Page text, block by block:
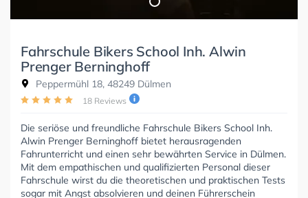
Fahrschule Bikers School Inh. Alwin
Prenger Berninghoff
Peppermühl 18, 48249 Dülmen
18 Reviews
Die seriöse und freundliche Fahrschule Bikers School Inh.
Alwin Prenger Berninghoff bietet herausragenden
Fahrunterricht und einen sehr bewährten Service in Dülmen.
Mit dem empathischen und qualifizierten Personal dieser
Fahrschule wirst du die theoretischen und praktischen Tests
sogar mit Angst absolvieren und deinen Führerschein